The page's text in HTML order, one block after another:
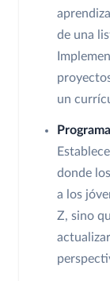
de una
un
donde
a los
Z, sino